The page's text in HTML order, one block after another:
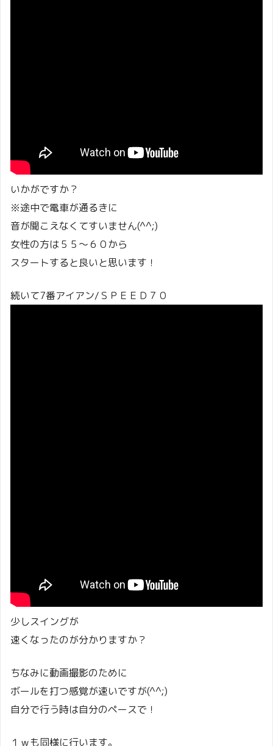
いかがですか？
※途中で電車が通るきに
音が聞こえなくてすいません(^^;)
女性の方は５５～６０から
スタートすると良いと思います！
続いて7番アイアン/ＳＰＥＥＤ７０
少しスイングが
速くなったのが分かりますか？
ちなみに動画撮影のために
ボールを打つ感覚が速いですが(^^;)
自分で行う時は自分のペースで！
１ｗも同様に行います。